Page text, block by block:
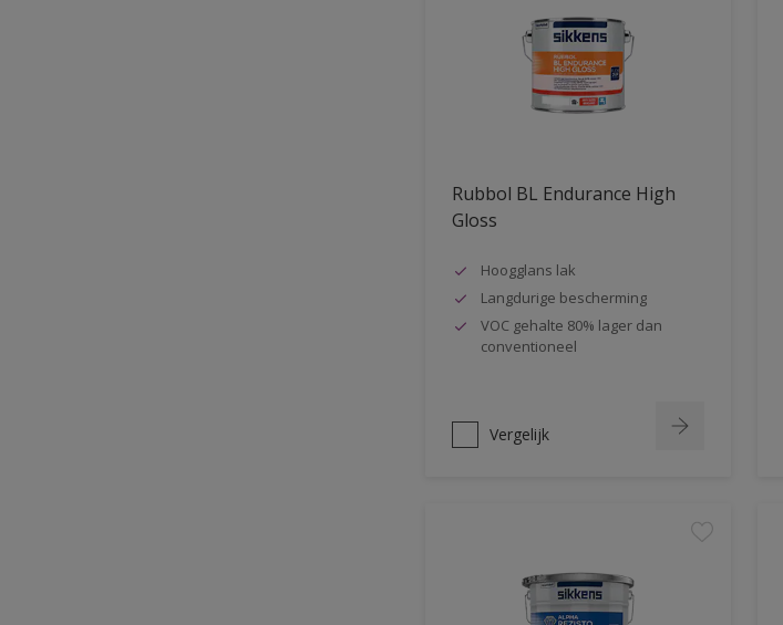
Rubbol BL Endurance High
Gloss
Hoogglans lak
Langdurige bescherming
VOC gehalte 80% lager dan
conventioneel
Vergelijk